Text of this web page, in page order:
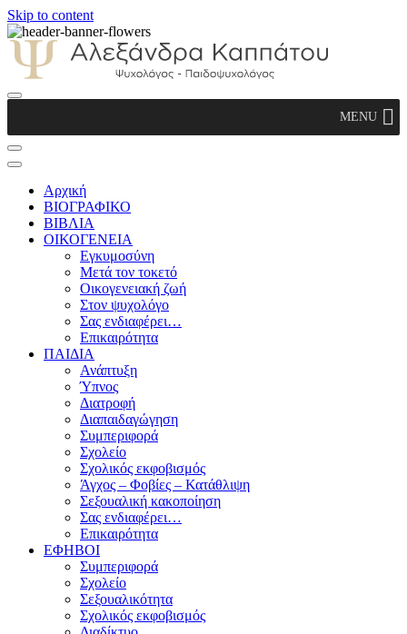
Skip to content
Παιδοψυχολόγος
MENU
Αρχική
ΒΙΟΓΡΑΦΙΚΟ
ΒΙΒΛΙΑ
ΟΙΚΟΓΕΝΕΙΑ
Εγκυμοσύνη
Μετά τον τοκετό
Οικογενειακή ζωή
Στον ψυχολόγο
Σας ενδιαφέρει…
Επικαιρότητα
ΠΑΙΔΙΑ
Ανάπτυξη
Ύπνος
Διατροφή
Διαπαιδαγώγηση
Συμπεριφορά
Σχολείο
Σχολικός εκφοβισμός
Άγχος – Φοβίες – Κατάθλιψη
Σεξουαλική κακοποίηση
Σας ενδιαφέρει…
Επικαιρότητα
ΕΦΗΒΟΙ
Συμπεριφορά
Σχολείο
Σεξουαλικότητα
Σχολικός εκφοβισμός